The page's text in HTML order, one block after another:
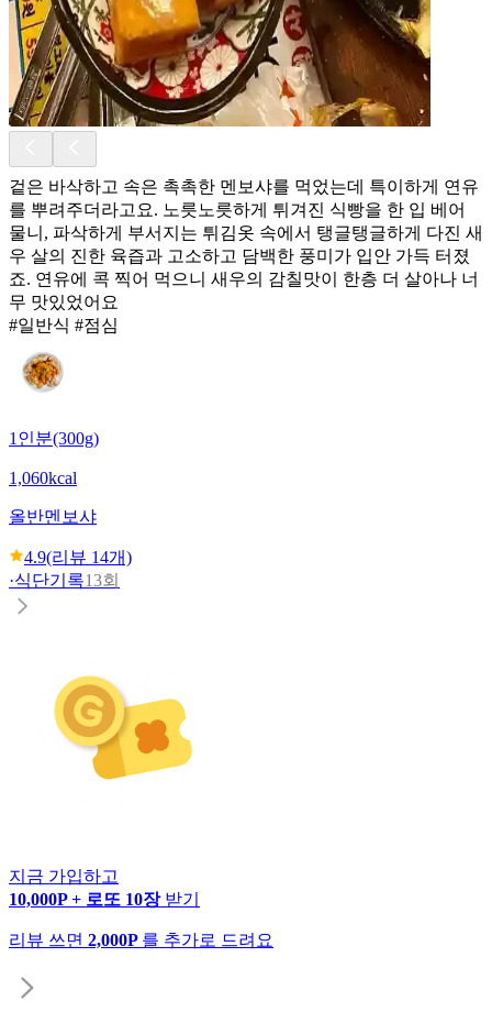
겉은 바삭하고 속은 촉촉한 멘보샤를 먹었는데 특이하게 연유
를 뿌려주더라고요. 노릇노릇하게 튀겨진 식빵을 한 입 베어
물니, 파삭하게 부서지는 튀김옷 속에서 탱글탱글하게 다진 새
우 살의 진한 육즙과 고소하고 담백한 풍미가 입안 가득 터졌
죠. 연유에 콕 찍어 먹으니 새우의 감칠맛이 한층 더 살아나 너
무 맛있었어요
#일반식 #점심
1인분(300g)
1,060kcal
올반멘보샤
4.9(리뷰 14개)
·식단기록13회
지금 가입하고
10,000P + 로또 10장 받기
리뷰 쓰면 2,000P 를 추가로 드려요